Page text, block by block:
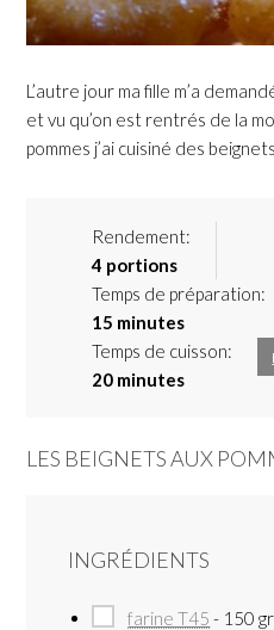
L’autre jour ma fille m’a
et vu qu’on est rentrés de la
pommes j’ai cuisiné des
Rendement:
4 portions
Temps de préparation:
15 minutes
Temps de cuisson:
20 minutes
LES BEIGNETS AUX
INGRÉDIENTS
farine T45 - 150 gr